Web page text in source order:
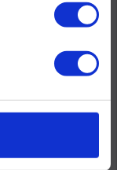
έργα της
τιμές και